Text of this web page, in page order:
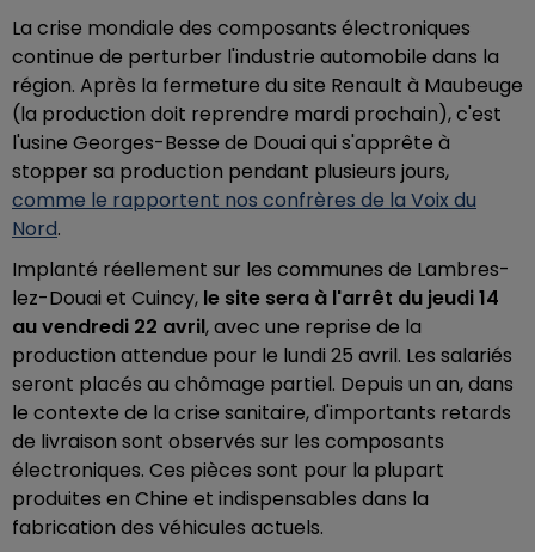
La crise mondiale des composants électroniques
continue de perturber l'industrie automobile dans la
région. Après la fermeture du site Renault à Maubeuge
(la production doit reprendre mardi prochain), c'est
l'usine Georges-Besse de Douai qui s'apprête à
stopper sa production pendant plusieurs jours,
comme le rapportent nos confrères de la Voix du
Nord.
Implanté réellement sur les communes de Lambres-
lez-Douai et Cuincy, le site sera à l'arrêt du jeudi 14
au vendredi 22 avril, avec une reprise de la
production attendue pour le lundi 25 avril. Les salariés
seront placés au chômage partiel. Depuis un an, dans
le contexte de la crise sanitaire, d'importants retards
de livraison sont observés sur les composants
électroniques. Ces pièces sont pour la plupart
produites en Chine et indispensables dans la
fabrication des véhicules actuels.